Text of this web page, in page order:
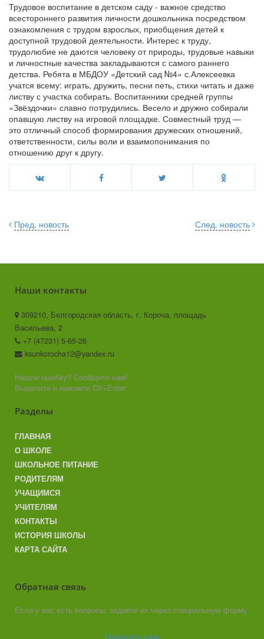
Трудовое воспитание в детском саду - важное средство
всестороннего развития личности дошкольника посредством
ознакомления с трудом взрослых, приобщения детей к
доступной трудовой деятельности. Интерес к труду,
трудолюбие не даются человеку от природы, трудовые навыки
и личностные качества закладываются с самого раннего
детства. Ребята в МБДОУ «Детский сад №4» с.Алексеевка
учатся всему: играть, дружить, песни петь, стихи читать и даже
листву с участка собирать. Воспитанники средней группы
«Звёздочки» славно потрудились. Весело и дружно собирали
опавшую листву на игровой площадке. Совместный труд —
это отличный способ формирования дружеских отношений,
ответственности, силы воли и взаимопонимания по
отношению друг к другу.
След. новость
Пред. новость
Наши контакты
309210, Белгородская область, г. Короча, площадь
Васильева, 2
+7 (47231) 5-65-26
ksunkorocha12@yandex.ru
Нашли ошибку? Сообщите нам!
Выделите и нажмите Ctr+Enter
Разделы
ГЛАВНАЯ
О ШКОЛЕ
ШКОЛЬНОЕ ПИТАНИЕ
РОДИТЕЛЯМ
УЧАЩИМСЯ
УЧИТЕЛЯМ
КОНТАКТЫ
ИСТОРИЯ ШКОЛЫ
КАРТА САЙТА
Обратная связь
Если у вас есть вопросы, задайте их через специальную форму
Написать нам